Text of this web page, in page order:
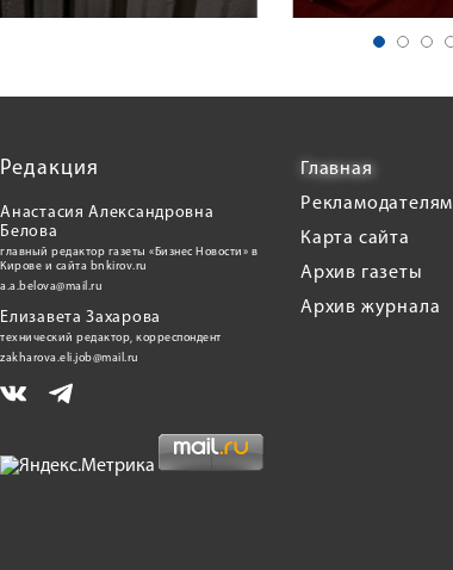
Редакция
Анастасия Александровна
Белова
главный редактор газеты «Бизнес Новости» в
Кирове и сайта bnkirov.ru
a.a.belova@mail.ru
Елизавета Захарова
технический редактор, корреспондент
zakharova.eli.job@mail.ru
Главная
Рекламодателям
Карта сайта
Архив газеты
Архив журнала